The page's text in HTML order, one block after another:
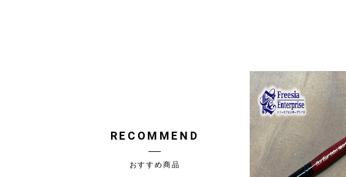
RECOMMEND
おすすめ商品